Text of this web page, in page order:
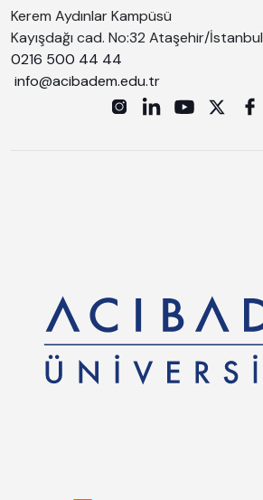
Kerem Aydınlar Kampüsü
Kayışdağı cad. No:32 Ataşehir/İstanbul
0216 500 44 44
info@acibadem.edu.tr